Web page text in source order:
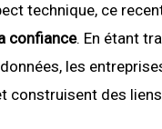
technique, ce
confiance. En étant
les
construisent des